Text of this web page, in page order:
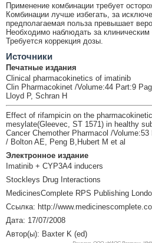
Применение комбинации требует
Комбинации лучше избегать, за
предполагаемая польза превышает
Необходимо наблюдать за клиническим
Требуется коррекция дозы.
Источники
Печатные издания
Clinical pharmacokinetics of imatinib
Clin Pharmacokinet /Volume:44 Part:9
Lloyd P, Schran H
Effect of rifampicin on the
mesylate(Gleevec, ST 1571) in healthy
Cancer Chemother Pharmacol /
/ Bolton AE, Peng B,Hubert M et al
Электронное издание
Imatinib + CYP3A4 inducers
Stockleys Drug Interactions
MedicinesComplete RPS Publishing
Ссылка: http://
Дата: 17/07/2008
Автор(ы): Baxter K (ed)